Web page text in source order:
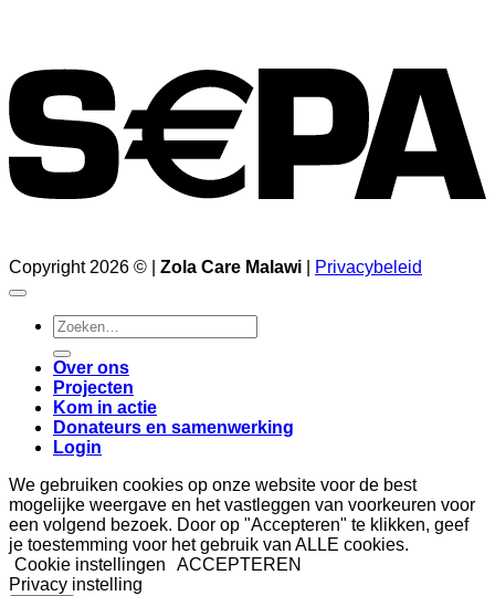
Copyright 2026 © | Zola Care Malawi Privacybeleid
Zoeken
naar:
Over ons
Projecten
Kom in actie
Donateurs en samenwerking
Login
We gebruiken cookies op onze website voor de best
mogelijke weergave en het vastleggen van voorkeuren voor
een volgend bezoek. Door op "Accepteren" te klikken, geef
je toestemming voor het gebruik van ALLE cookies.
Cookie instellingen
ACCEPTEREN
Privacy instelling